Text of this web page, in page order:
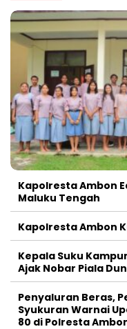
Kapolresta Ambon
Maluku Tengah
Kapolresta Ambon
Kepala Suku
Ajak Nobar Piala
Penyaluran Beras,
Syukuran Warnai
80 di Polresta